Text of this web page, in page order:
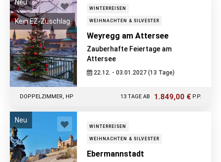
Neu
Kein EZ-Zuschlag
WINTERREISEN
WEIHNACHTEN & SILVESTER
Weyregg am Attersee
Zauberhafte Feiertage am
Attersee
22.12. - 03.01.2027 (13 Tage)
13 TAGE AB 1.849,00 € P.P.
DOPPELZIMMER, HP
Neu
WINTERREISEN
WEIHNACHTEN & SILVESTER
Ebermannstadt